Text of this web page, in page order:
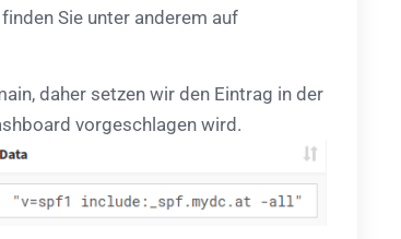
Sie unter anderem auf
daher setzen wir den Eintrag in der
vorgeschlagen wird.